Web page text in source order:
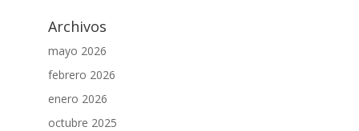
Archivos
mayo 2026
febrero 2026
enero 2026
octubre 2025